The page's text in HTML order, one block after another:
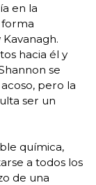
en la
forma
hacia él y
se
pero la
ser un
química,
a todos los
de una